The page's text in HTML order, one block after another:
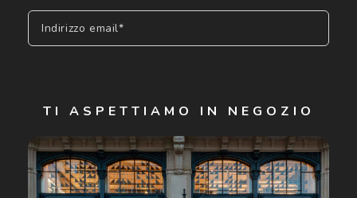
Indirizzo email*
Cliccando su "Iscriviti", confermo di avere più di 16 anni e
acconsento all'utilizzo dei miei Dati Personali da parte di
Luxottica Group S.p.A. per l'invio di offerte speciali, novità
ed altre comunicazioni di carattere pubblicitario (consultare
Informativa sulla privacyper ulteriori informazioni).
TI ASPETTIAMO IN NEGOZIO